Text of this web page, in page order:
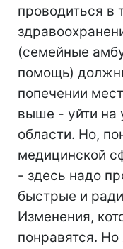
проводиться в
(семейные
помощь)
попечении
выше - уйти на
области. Но,
медицинской
- здесь надо
быстрые и
Изменения,
понравятся.